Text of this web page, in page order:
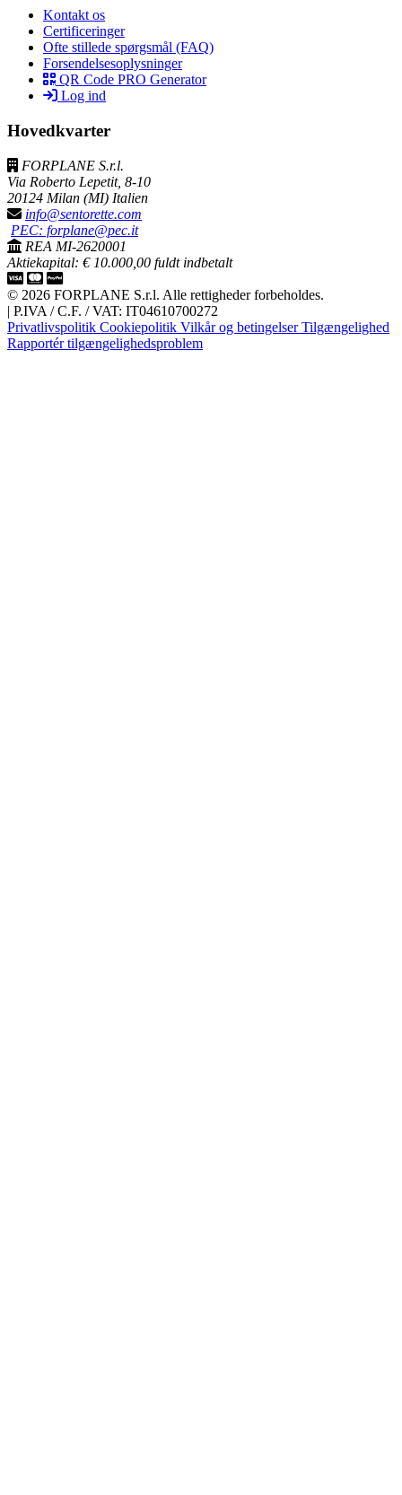
Kontakt os
Certificeringer
Ofte stillede spørgsmål (FAQ)
Forsendelsesoplysninger
QR Code PRO Generator
Log ind
Hovedkvarter
FORPLANE S.r.l.
Via Roberto Lepetit, 8-10
20124 Milan (MI) Italien
info@sentorette.com
PEC: forplane@pec.it
REA MI-2620001
Aktiekapital: € 10.000,00 fuldt indbetalt
© 2026 FORPLANE S.r.l. Alle rettigheder forbeholdes.
| P.IVA / C.F. / VAT: IT04610700272
Privatlivspolitik Cookiepolitik Vilkår og betingelserTilgængelighed
Rapportér tilgængelighedsproblem